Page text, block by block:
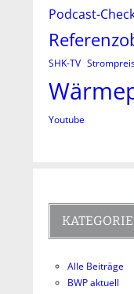
Podcast-
SHK-TV
Youtube
Alle Beiträge
BWP aktuell